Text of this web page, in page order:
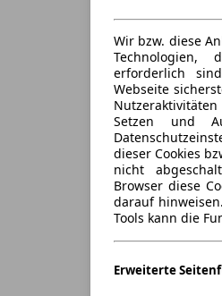
Wir bzw. diese
Technologien,
erforderlich
Webseite
Setzen und
dieser Cookies
nicht
Browser diese
darauf
Tools kann die
Erweiterte